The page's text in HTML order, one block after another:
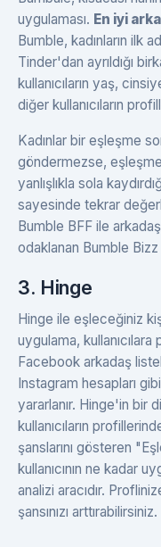
uygulaması. En iyi
Bumble, kadınların ilk
Tinder'dan ayrıldığı
kullanıcıların yaş,
diğer kullanıcıların
Kadınlar bir eşleşme
göndermezse,
yanlışlıkla sola
sayesinde tekrar
Bumble BFF ile
odaklanan Bumble
3. Hinge
Hinge ile eşleceğiniz
uygulama,
Facebook arkadaş
Instagram hesapları
yararlanır. Hinge'in bir
kullanıcıların
şanslarını gösteren
kullanıcının ne kadar
analizi aracıdır.
şansınızı arttırabilirsiniz.